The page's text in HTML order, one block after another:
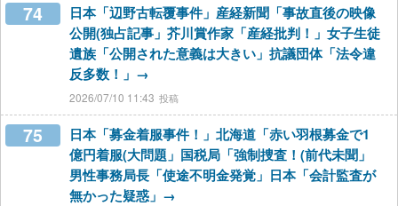
74
日本「辺野古転覆事件」産経新聞「事故直後の映像
公開(独占記事」芥川賞作家「産経批判！」女子生徒
遺族「公開された意義は大きい」抗議団体「法令違
反多数！」→
2026/07/10 11:43
75
日本「募金着服事件！」北海道「赤い羽根募金で1
億円着服(大問題」国税局「強制捜査！(前代未聞」
男性事務局長「使途不明金発覚」日本「会計監査が
無かった疑惑」→